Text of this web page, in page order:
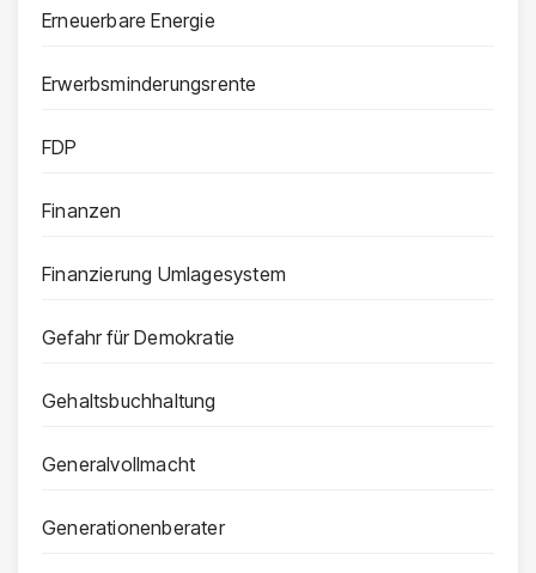
Erneuerbare Energie
Erwerbsminderungsrente
FDP
Finanzen
Finanzierung Umlagesystem
Gefahr für Demokratie
Gehaltsbuchhaltung
Generalvollmacht
Generationenberater